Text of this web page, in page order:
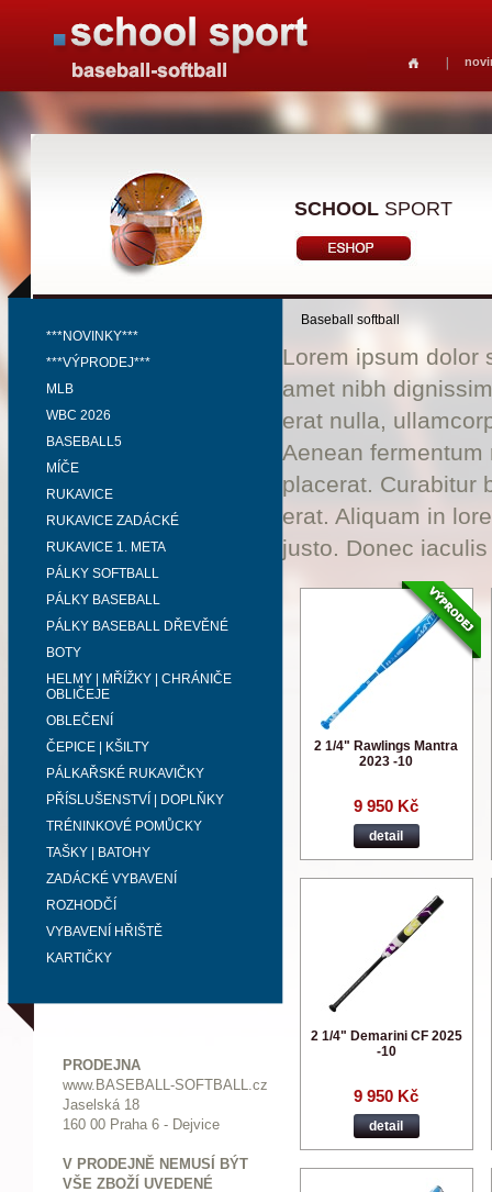
SCHOOL SPORT
***NOVINKY***
***VÝPRODEJ***
MLB
WBC 2026
BASEBALL5
MÍČE
RUKAVICE
RUKAVICE ZADÁCKÉ
RUKAVICE 1. META
PÁLKY SOFTBALL
PÁLKY BASEBALL
PÁLKY BASEBALL DŘEVĚNÉ
BOTY
HELMY | MŘÍŽKY | CHRÁNIČE
OBLIČEJE
OBLEČENÍ
ČEPICE | KŠILTY
PÁLKAŘSKÉ RUKAVIČKY
PŘÍSLUŠENSTVÍ | DOPLŇKY
TRÉNINKOVÉ POMŮCKY
TAŠKY | BATOHY
ZADÁCKÉ VYBAVENÍ
ROZHODČÍ
VYBAVENÍ HŘIŠTĚ
KARTIČKY
PRODEJNA
www.BASEBALL-SOFTBALL.cz
Jaselská 18
160 00 Praha 6 - Dejvice
V PRODEJNĚ NEMUSÍ BÝT
VŠE ZBOŽÍ UVEDENÉ
Baseball softball
Lorem ipsum dolor
amet nibh
erat nulla,
Aenean
placerat. Curabitur
erat. Aliquam in
justo. Donec
2 1/4" Rawlings Mantra
2023 -10
9 950 Kč
detail
2 1/4" Demarini CF 2025
-10
9 950 Kč
detail